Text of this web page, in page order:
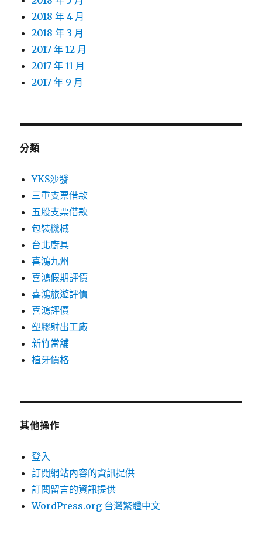
2018 年 4 月
2018 年 3 月
2017 年 12 月
2017 年 11 月
2017 年 9 月
分類
YKS沙發
三重支票借款
五股支票借款
包裝機械
台北廚具
喜鴻九州
喜鴻假期評價
喜鴻旅遊評價
喜鴻評價
塑膠射出工廠
新竹當舖
植牙價格
其他操作
登入
訂閱網站內容的資訊提供
訂閱留言的資訊提供
WordPress.org 台灣繁體中文